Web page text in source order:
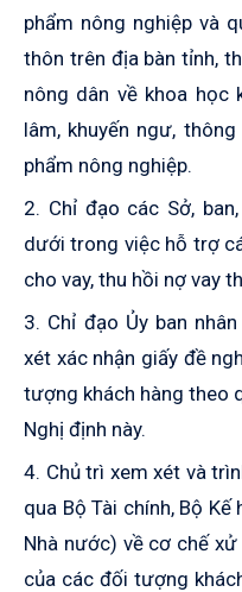
phẩm nông nghiệp và
thôn trên địa bàn tỉnh,
nông dân về khoa học
lâm, khuyến ngư,
phẩm nông nghiệp.
2. Chỉ đạo các Sở,
dưới trong việc hỗ trợ
cho vay, thu hồi nợ vay
3. Chỉ đạo Ủy ban
xét xác nhận giấy đề
tượng khách hàng theo
Nghị định này.
4. Chủ trì xem xét và
qua Bộ Tài chính, Bộ
Nhà nước) về cơ chế
của các đối tượng